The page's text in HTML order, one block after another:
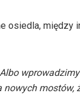
osiedla, między
nowych mostów,